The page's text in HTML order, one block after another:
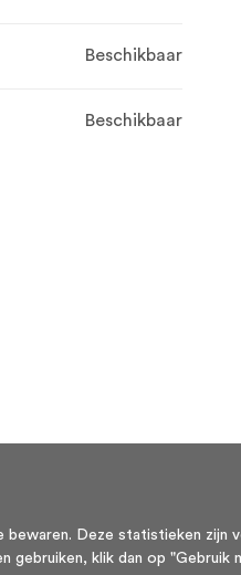
Beschikbaar
Beschikbaar
Deze statistieken zijn
klik dan op "Gebruik